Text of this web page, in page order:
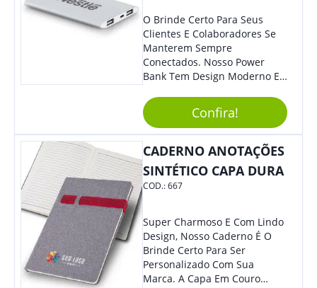
O Brinde Certo Para Seus
Clientes E Colaboradores Se
Manterem Sempre
Conectados. Nosso Power
Bank Tem Design Moderno E
Na Bolsa Ou Na Mochila.
Compatível Com Diversos
Aparelhos, O Brinde É Super
Eficiente E Ágil, Ideal Para
Quem Busca Praticidade No
Dia A Dia. Personalize-O Com
Sua Marca E Tenha Ainda
Feiras De Negócios.
Confira!
CADERNO ANOTAÇÕES
SINTÉTICO CAPA DURA
COD.:667
Super Charmoso E Com Lindo
Design, Nosso Caderno É O
Brinde Certo Para Ser
Personalizado Com Sua
Marca. A Capa Em Couro